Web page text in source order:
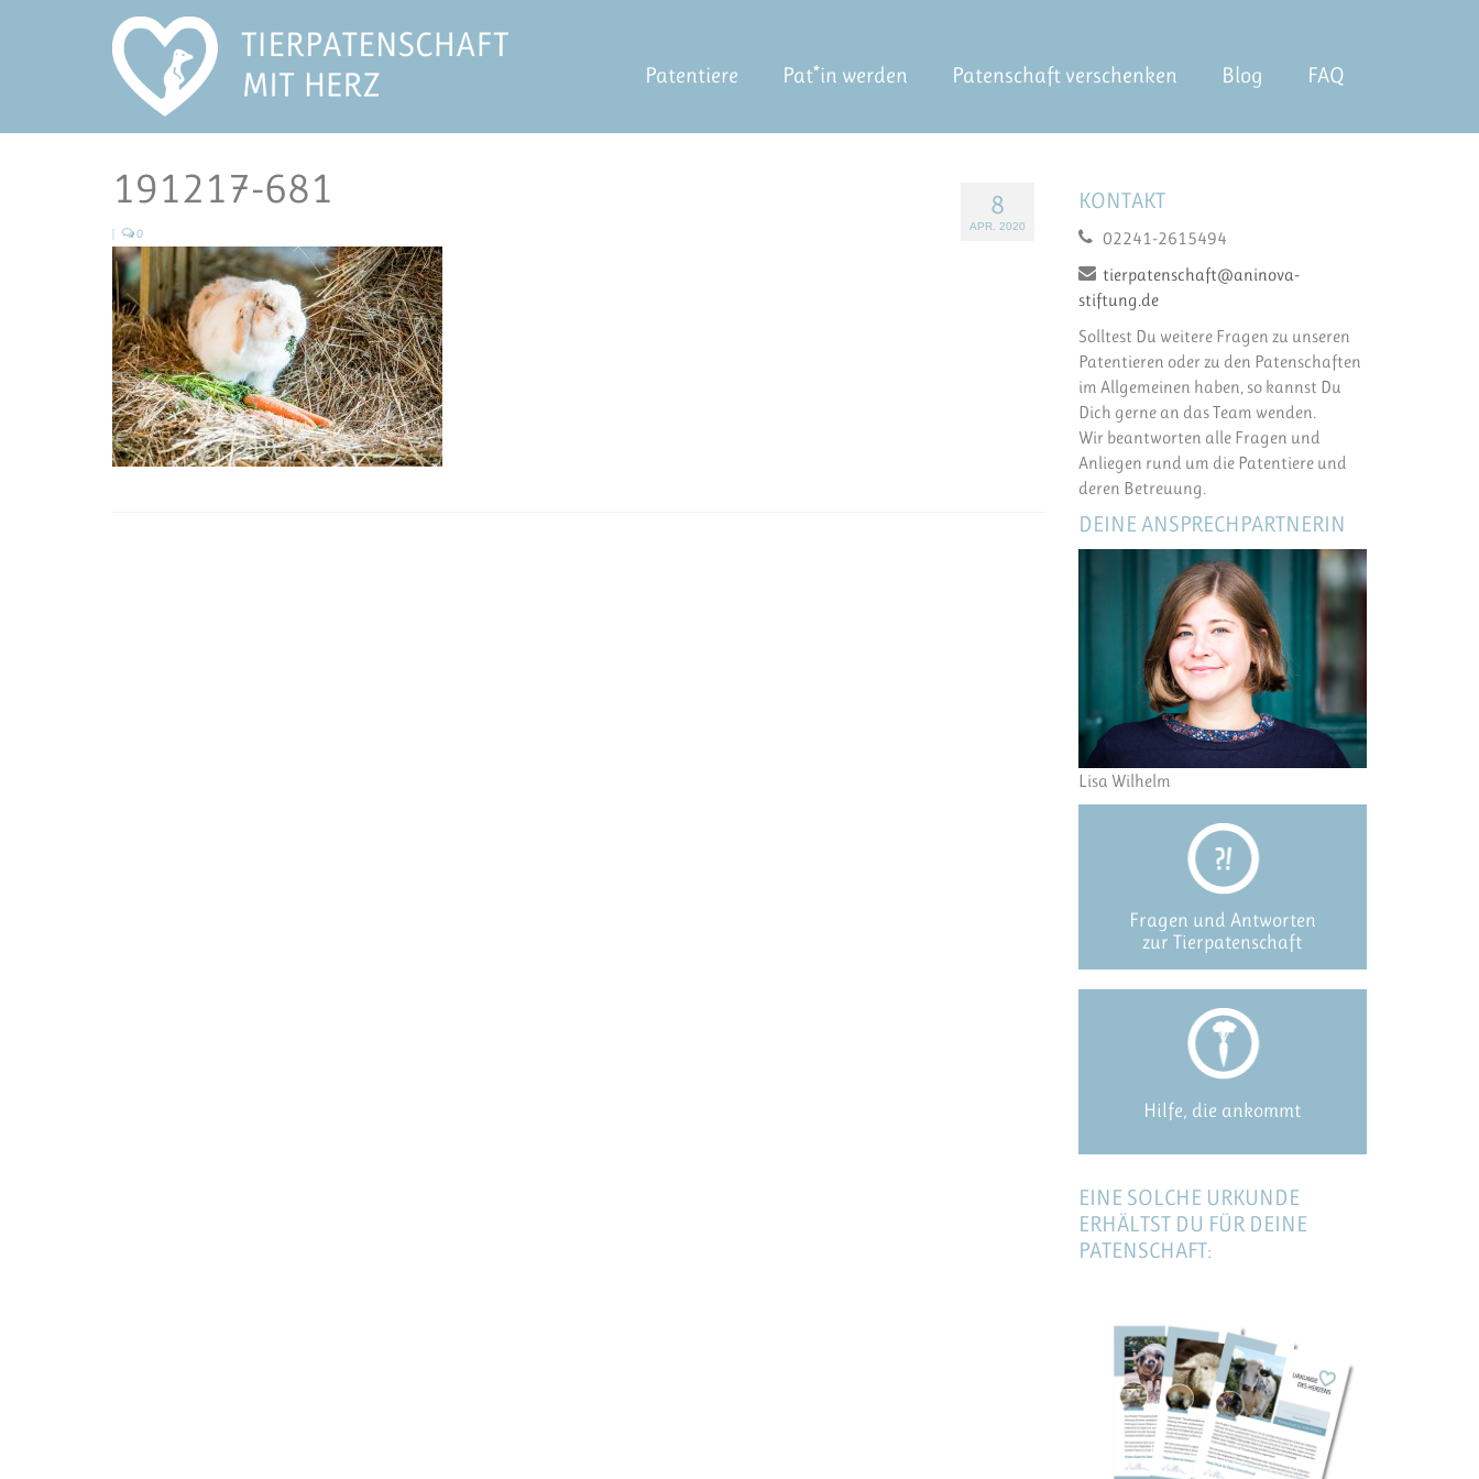
Patentiere Pat*in werden Patenschaft verschenken Blog FAQ
8
APR. 2020
191217-681
0
KONTAKT
02241-2615494
tierpatenschaft@aninova-
stiftung.de
Solltest Du weitere Fragen zu unseren
Patentieren oder zu den Patenschaften
im Allgemeinen haben, so kannst Du
Dich gerne an das Team wenden.
Wir beantworten alle Fragen und
Anliegen rund um die Patentiere und
deren Betreuung.
DEINE ANSPRECHPARTNERIN
Lisa Wilhelm
Fragen und Antworten
zur Tierpatenschaft
Hilfe, die ankommt
EINE SOLCHE URKUNDE
ERHÄLTST DU FÜR DEINE
PATENSCHAFT: